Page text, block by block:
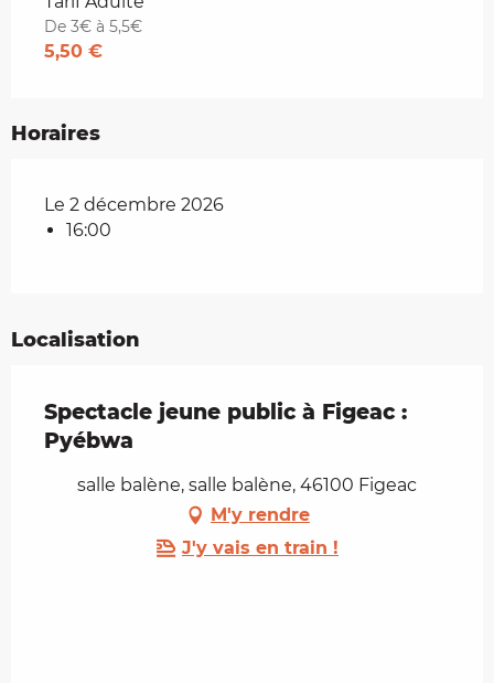
De 3€ à 5,5€
5,50 €
Horaires
Le 2 décembre 2026
16:00
Localisation
Spectacle jeune public à Figeac :
Pyébwa
salle balène, salle balène, 46100 Figeac
M'y rendre
J'y vais en train !